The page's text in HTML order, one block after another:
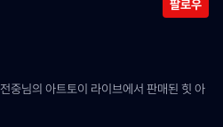
팔로우
중님의 아트토이 라이브에서 판매된 힛 아